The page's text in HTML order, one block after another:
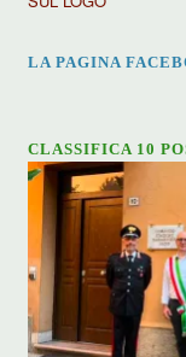
LA PAGINA
CLASSIFICA 10